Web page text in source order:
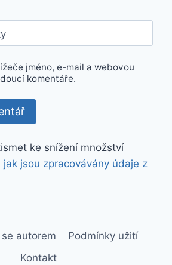
jméno, e-mail a webovou
komentáře.
ke snížení množství
jak jsou zpracovávány údaje z
autorem
Podmínky užití
Kontakt